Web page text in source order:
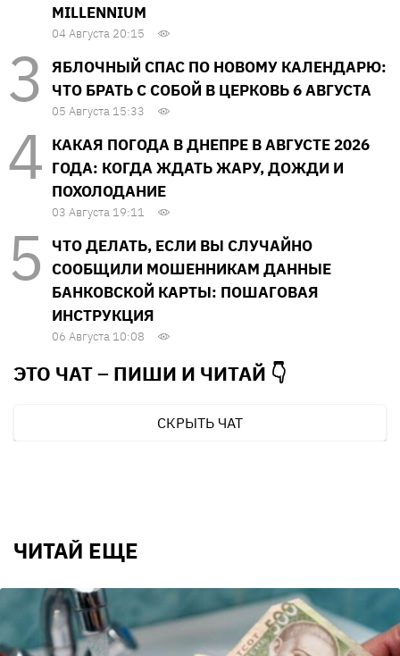
MILLENNIUM
04 Августа 20:15
ЯБЛОЧНЫЙ СПАС ПО НОВОМУ КАЛЕНДАРЮ:
ЧТО БРАТЬ С СОБОЙ В ЦЕРКОВЬ 6 АВГУСТА
05 Августа 15:33
КАКАЯ ПОГОДА В ДНЕПРЕ В АВГУСТЕ 2026
ГОДА: КОГДА ЖДАТЬ ЖАРУ, ДОЖДИ И
ПОХОЛОДАНИЕ
03 Августа 19:11
ЧТО ДЕЛАТЬ, ЕСЛИ ВЫ СЛУЧАЙНО
СООБЩИЛИ МОШЕННИКАМ ДАННЫЕ
БАНКОВСКОЙ КАРТЫ: ПОШАГОВАЯ
ИНСТРУКЦИЯ
06 Августа 10:08
ЭТО ЧАТ – ПИШИ И ЧИТАЙ 👇
СКРЫТЬ ЧАТ
ЧИТАЙ ЕЩЕ